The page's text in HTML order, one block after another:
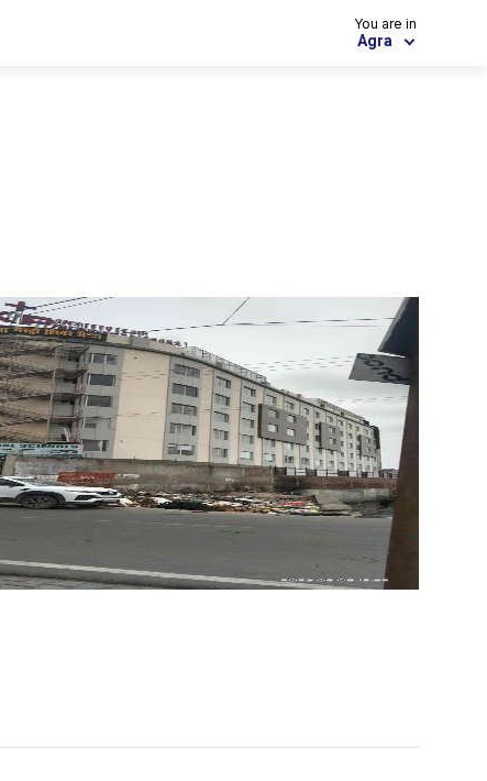
You are in
Agra